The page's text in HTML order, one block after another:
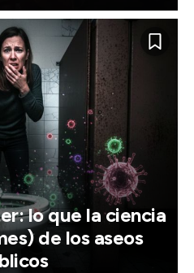
lo que la ciencia
de los aseos